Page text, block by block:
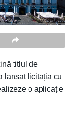
titlul de
lansat licitația cu
o aplicație